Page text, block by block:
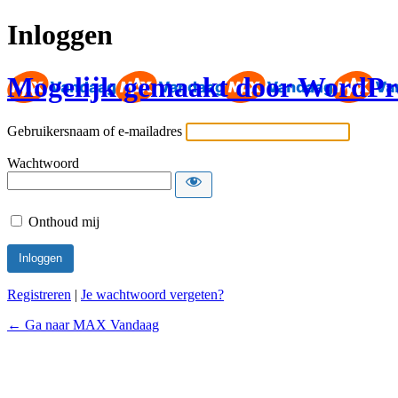
Inloggen
Mogelijk gemaakt door
Gebruikersnaam of e-mailadres
Wachtwoord
Onthoud mij
Registreren | Je wachtwoord vergeten?
← Ga naar MAX Vandaag